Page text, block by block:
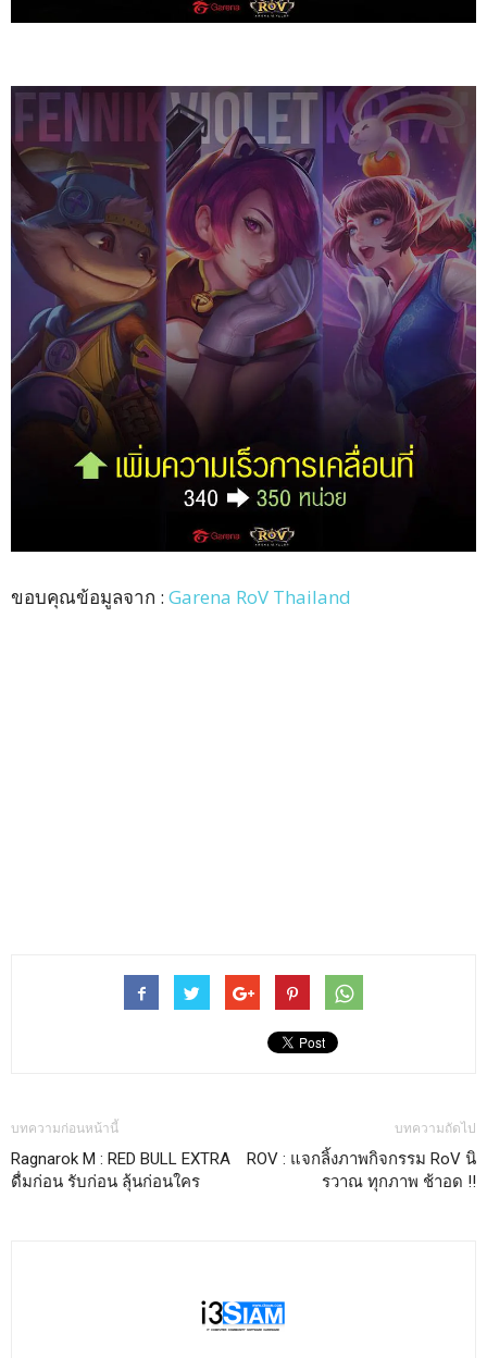
ขอบคุณข้อมูลจาก : Garena RoV Thailand
บทความก่อนหน้านี้
Ragnarok M : RED BULL EXTRA
ดื่มก่อน รับก่อน ลุ้นก่อนใคร
บทความถัดไป
ROV : แจกลิ้งภาพกิจกรรม RoV นิ
รวาณ ทุกภาพ ช้าอด !!